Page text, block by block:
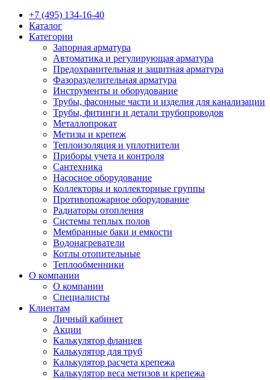
+7 (495) 134-16-40
Каталог
Категории
Запорная арматура
Автоматика и регулирующая арматура
Предохранительная и защитная арматура
Фазоразделительная арматура
Инструменты и оборудование
Трубы, фасонные части и изделия для канализации
Трубы, фитинги и детали трубопроводов
Металлопрокат
Метизы и крепеж
Теплоизоляция и уплотнители
Приборы учета и контроля
Сантехника
Насосное оборудование
Коллекторы и коллекторные группы
Противопожарное оборудование
Радиаторы отопления
Системы теплых полов
Мембранные баки и емкости
Водонагреватели
Котлы отопительные
Теплообменники
О компании
О компании
Специалисты
Клиентам
Личный кабинет
Акции
Калькулятор фланцев
Калькулятор для труб
Калькулятор расчета крепежа
Калькулятор веса метизов и крепежа